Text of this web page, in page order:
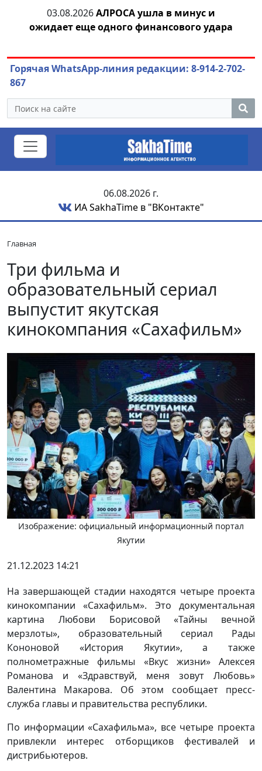
03.08.2026АЛРОСА ушла в минус и
ожидает еще одного финансового удара
Горячая WhatsApp-линия редакции: 8-914-2-702-
867
06.08.2026 г.
ИА SakhaTime в "ВКонтакте"
Главная
Три фильма и
образовательный сериал
выпустит якутская
кинокомпания «Сахафильм»
Изображение: официальный информационный портал
Якутии
21.12.2023 14:21
На завершающей стадии находятся четыре проекта
кинокомпании «Сахафильм». Это документальная
картина Любови Борисовой «Тайны вечной
мерзлоты», образовательный сериал Рады
Кононовой «История Якутии», а также
полнометражные фильмы «Вкус жизни» Алексея
Романова и «Здравствуй, меня зовут Любовь»
Валентина Макарова. Об этом сообщает пресс-
служба главы и правительства республики.
По информации «Сахафильма», все четыре проекта
привлекли интерес отборщиков фестивалей и
дистрибьютеров.